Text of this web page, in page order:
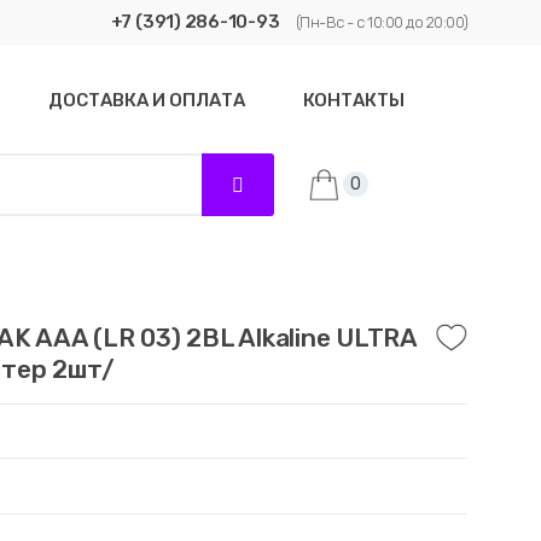
+7 (391) 286-10-93 (Пн-Вс - с 10:00 до 20:00)
ДОСТАВКА И ОПЛАТА КОНТАКТЫ
0
AAA (LR 03) 2BL Alkaline ULTRA
2шт/